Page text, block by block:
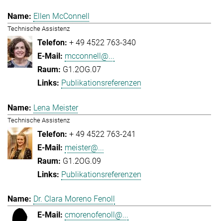
Ellen McConnell
Technische Assistenz
+ 49 4522 763-340
mcconnell@...
G1.2OG.07
Publikationsreferenzen
Lena Meister
Technische Assistenz
+ 49 4522 763-241
meister@...
G1.2OG.09
Publikationsreferenzen
Dr. Clara Moreno Fenoll
cmorenofenoll@...